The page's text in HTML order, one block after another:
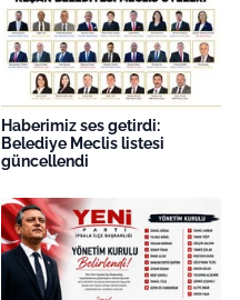
Haberimiz ses getirdi:
Belediye Meclis listesi
güncellendi